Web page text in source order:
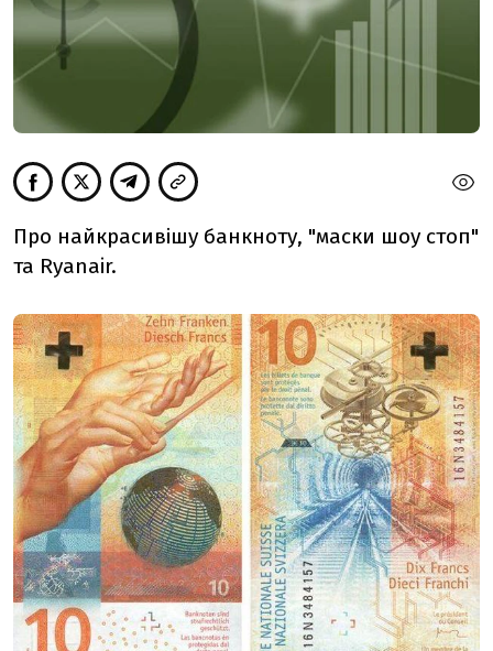
Про найкрасивішу банкноту, "маски шоу стоп"
та Ryanair.